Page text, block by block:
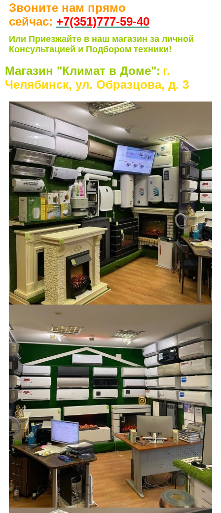
Звоните нам прямо
сейчас: +7(351)777-59-40
Или Приезжайте в наш магазин за личной
Консультацией и Подбором техники!
Магазин "Климат в Доме": г.
Челябинск, ул. Образцова, д. 3